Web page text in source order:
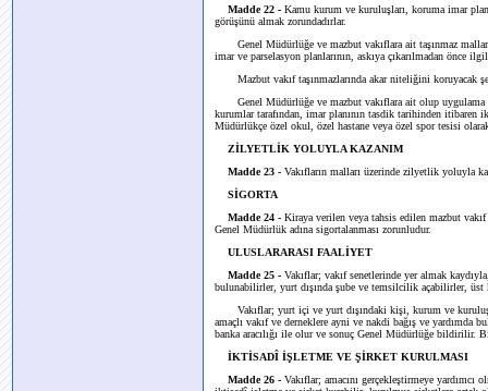
Madde 22 - Kamu kurum ve kuruluşları, koruma imar
görüşünü almak zorundadırlar.
Genel Müdürlüğe ve mazbut vakıflara ait taşınmaz
imar ve parselasyon planlarının, askıya çıkarılmadan önce
Mazbut vakıf taşınmazlarında akar niteliğini koruyacak
Genel Müdürlüğe ve mazbut vakıflara ait olup uygulama
kurumlar tarafından, imar planının tasdik tarihinden itibaren
Müdürlükçe özel okul, özel hastane veya özel spor tesisi
ZİLYETLİK YOLUYLA KAZANIM
Madde 23 - Vakıfların malları üzerinde zilyetlik yoluyla
SİGORTA
Madde 24 - Kiraya verilen veya tahsis edilen mazbut vakıf
Genel Müdürlük adına sigortalanması zorunludur.
ULUSLARARASI FAALİYET
Madde 25 - Vakıflar; vakıf senetlerinde yer almak
bulunabilirler, yurt dışında şube ve temsilcilik açabilirler,
Vakıflar; yurt içi ve yurt dışındaki kişi, kurum ve
amaçlı vakıf ve derneklere ayni ve nakdi bağış ve yardımda
banka aracılığı ile olur ve sonuç Genel Müdürlüğe
İKTİSADÎ İŞLETME VE ŞİRKET KURULMASI
Madde 26 - Vakıflar; amacını gerçekleştirmeye